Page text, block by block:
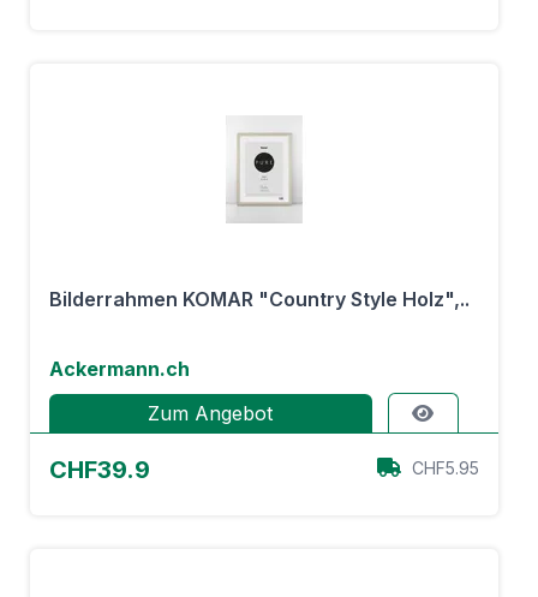
Bilderrahmen KOMAR "Country Style Holz",..
Ackermann.ch
Zum Angebot
CHF39.9 CHF5.95